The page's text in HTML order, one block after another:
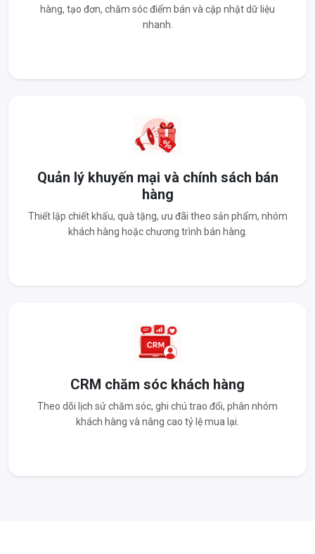
hàng, tạo đơn, chăm sóc điểm bán và cập nhật dữ liệu
nhanh.
Quản lý khuyến mại và chính sách bán
hàng
Thiết lập chiết khấu, quà tặng, ưu đãi theo sản phẩm, nhóm
khách hàng hoặc chương trình bán hàng.
CRM chăm sóc khách hàng
Theo dõi lịch sử chăm sóc, ghi chú trao đổi, phân nhóm
khách hàng và nâng cao tỷ lệ mua lại.